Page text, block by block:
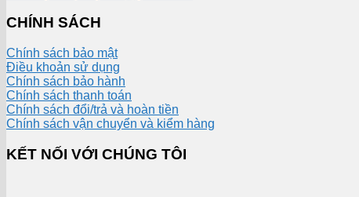
CHÍNH SÁCH
Chính sách bảo mật
Điều khoản sử dụng
Chính sách bảo hành
Chính sách thanh toán
Chính sách đổi/trả và hoàn tiền
Chính sách vận chuyển và kiểm hàng
KẾT NỐI VỚI CHÚNG TÔI